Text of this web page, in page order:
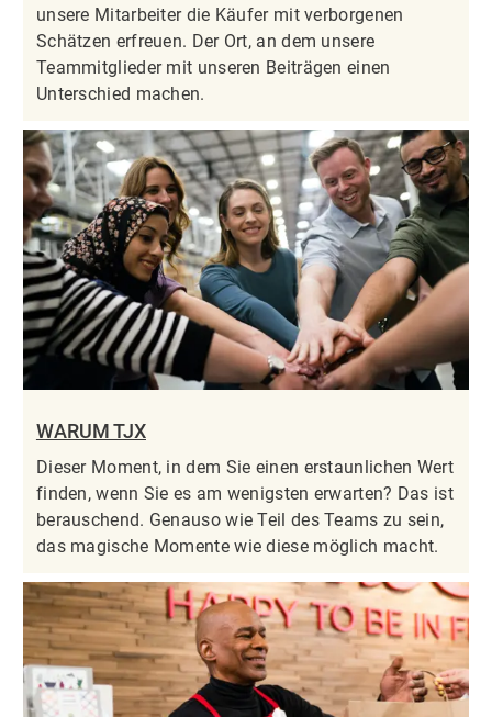
unsere Mitarbeiter die Käufer mit verborgenen
Schätzen erfreuen. Der Ort, an dem unsere
Teammitglieder mit unseren Beiträgen einen
Unterschied machen.
WARUM TJX
Dieser Moment, in dem Sie einen erstaunlichen Wert
finden, wenn Sie es am wenigsten erwarten? Das ist
berauschend. Genauso wie Teil des Teams zu sein,
das magische Momente wie diese möglich macht.